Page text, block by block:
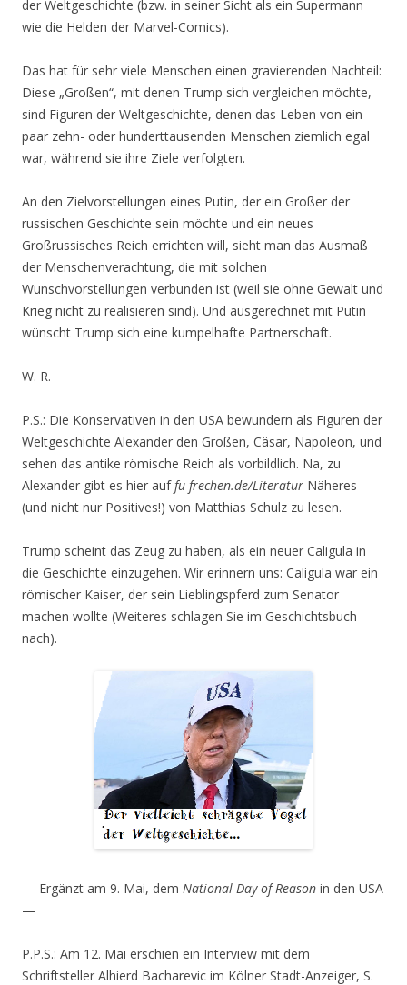
der Weltgeschichte (bzw. in seiner Sicht als ein Supermann
wie die Helden der Marvel-Comics).
Das hat für sehr viele Menschen einen gravierenden Nachteil:
Diese „Großen“, mit denen Trump sich vergleichen möchte,
sind Figuren der Weltgeschichte, denen das Leben von ein
paar zehn- oder hunderttausenden Menschen ziemlich egal
war, während sie ihre Ziele verfolgten.
An den Zielvorstellungen eines Putin, der ein Großer der
russischen Geschichte sein möchte und ein neues
Großrussisches Reich errichten will, sieht man das Ausmaß
der Menschenverachtung, die mit solchen
Wunschvorstellungen verbunden ist (weil sie ohne Gewalt und
Krieg nicht zu realisieren sind). Und ausgerechnet mit Putin
wünscht Trump sich eine kumpelhafte Partnerschaft.
W. R.
P.S.: Die Konservativen in den USA bewundern als Figuren der
Weltgeschichte Alexander den Großen, Cäsar, Napoleon, und
sehen das antike römische Reich als vorbildlich. Na, zu
Alexander gibt es hier auffu-frechen.de/Literatur Näheres
(und nicht nur Positives!) von Matthias Schulz zu lesen.
Trump scheint das Zeug zu haben, als ein neuer Caligula in
die Geschichte einzugehen. Wir erinnern uns: Caligula war ein
römischer Kaiser, der sein Lieblingspferd zum Senator
machen wollte (Weiteres schlagen Sie im Geschichtsbuch
nach).
— Ergänzt am 9. Mai, dem National Day of Reason in den USA
—
P.P.S.: Am 12. Mai erschien ein Interview mit dem
Schriftsteller Alhierd Bacharevic im Kölner Stadt-Anzeiger, S.